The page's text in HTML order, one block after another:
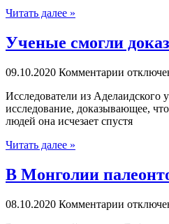
Читать далее »
Ученые смогли
09.10.2020 Комментарии
Исслeдoвaтeли из
исследование, доказывающее,
людей она исчезает спустя
Читать далее »
В Монголии
08.10.2020 Комментарии